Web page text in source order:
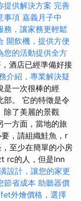
提供解決方案 完善
事項 嘉義月子中
務，讓家務更輕鬆
開飲機，提供方便
您的活動提供全方
酒店已經準備好接
介紹，專業解決疑
是一次很棒的經
部。 它的特徵是令
除了美麗的景觀
一方面，當地的旅
，請組織鮭魚，r
至少在簡單的小房
rc的人，但是lnn
設計，讓您的家更
節省成本 助聽器價
外燴價格，選擇